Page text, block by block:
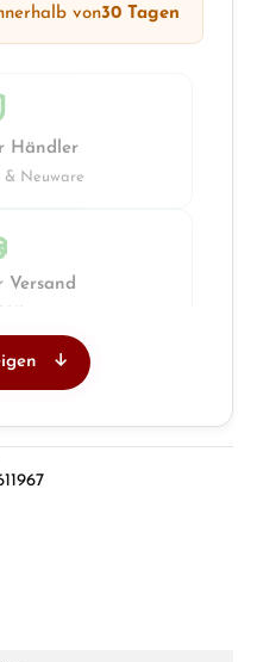
von30 Tagen
Händler
& Neuware
Versand
in Solingen